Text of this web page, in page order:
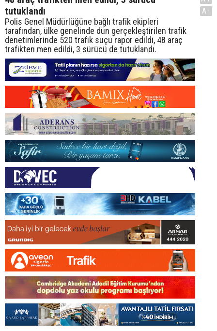
tutuklandı
Polis Genel Müdürlüğüne bağlı trafik ekipleri
tarafından, ülke genelinde dün gerçekleştirilen trafik
denetimlerinde 520 trafik suçu rapor edildi, 48 araç
trafikten men edildi, 3 sürücü de tutuklandı.
A-